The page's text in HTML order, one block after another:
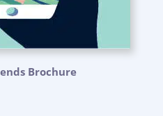
Brochure